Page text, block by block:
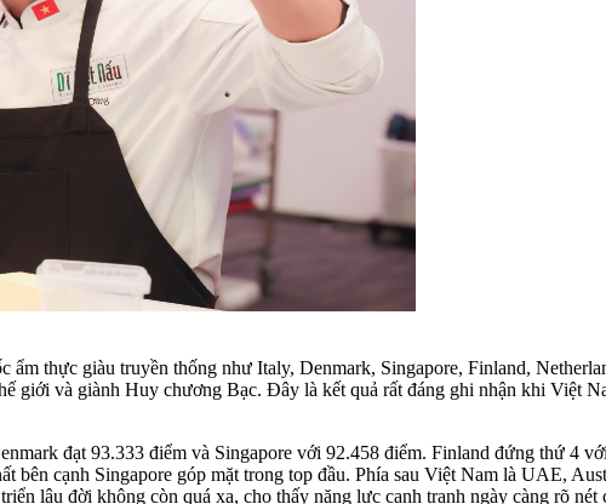
ẩm thực giàu truyền thống như Italy, Denmark, Singapore, Finland,
giới và giành Huy chương Bạc. Đây là kết quả rất đáng ghi nhận khi Việt
đạt 93.333 điểm và Singapore với 92.458 điểm. Finland đứng thứ 4
bên cạnh Singapore góp mặt trong top đầu. Phía sau Việt Nam là UAE,
lâu đời không còn quá xa, cho thấy năng lực cạnh tranh ngày càng rõ